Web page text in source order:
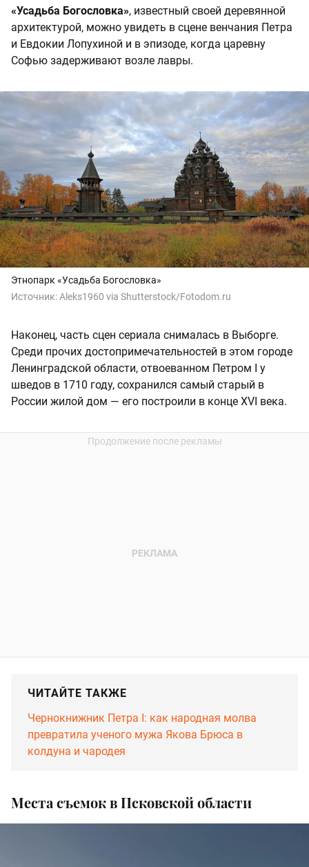
«Усадьба Богословка», известный своей деревянной
архитектурой, можно увидеть в сцене венчания Петра
и Евдокии Лопухиной и в эпизоде, когда царевну
Софью задерживают возле лавры.
Этнопарк «Усадьба Богословка»
Источник:Aleks1960 via Shutterstock/Fotodom.ru
Наконец, часть сцен сериала снималась в Выборге.
Среди прочих достопримечательностей в этом городе
Ленинградской области, отвоеванном Петром I у
шведов в 1710 году, сохранился самый старый в
России жилой дом — его построили в конце XVI века.
ЧИТАЙТЕ ТАКЖЕ
Чернокнижник Петра I: как народная молва
превратила ученого мужа Якова Брюса в
колдуна и чародея
Места съемок в Псковской области